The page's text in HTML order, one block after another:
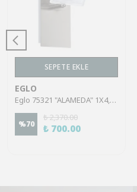
SEPETE EKLE
EGLO
Eglo 75321 "ALAMEDA" 1X4,5W Çelik Nikel Mat Sıva Üstü Spot
%70
₺ 2,370.00
₺ 700.00